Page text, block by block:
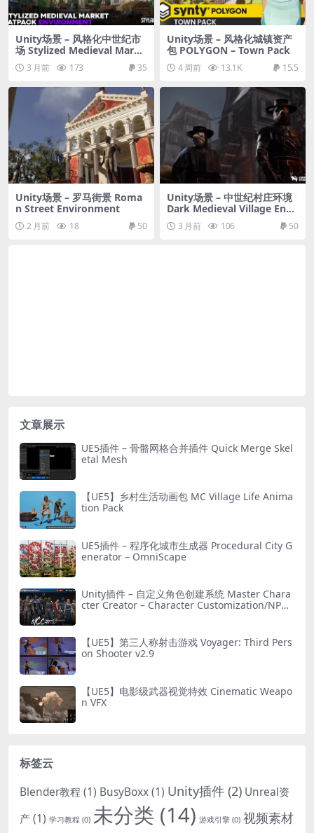
Unity场景 – 风格化中世纪市
场 Stylized Medieval Marke
t Fatpack
3 月前 173 35
Unity场景 – 风格化城镇资产
包 POLYGON – Town Pack
4 周前 13.1K 15.5
Unity场景 – 罗马街景 Roma
n Street Environment
2 月前 18 50
Unity场景 – 中世纪村庄环境
Dark Medieval Village Envir
onment Megapack (Modul
ar with Full Interiors)
3 月前 106 50
文章展示
UE5插件 – 骨骼网格合并插件 Quick Merge Skel
etal Mesh
【UE5】乡村生活动画包 MC Village Life Anima
tion Pack
UE5插件 – 程序化城市生成器 Procedural City G
enerator – OmniScape
Unity插件 – 自定义角色创建系统 Master Chara
cter Creator – Character Customization/NPC
【UE5】第三人称射击游戏 Voyager: Third Pers
on Shooter v2.9
【UE5】电影级武器视觉特效 Cinematic Weapo
n VFX
标签云
Blender教程 (1) BusyBoxx(1) Unity插件 (2) Unreal资
产(1) 学习教程 (0) 未分类 (14) 游戏引擎 (0) 视频素材